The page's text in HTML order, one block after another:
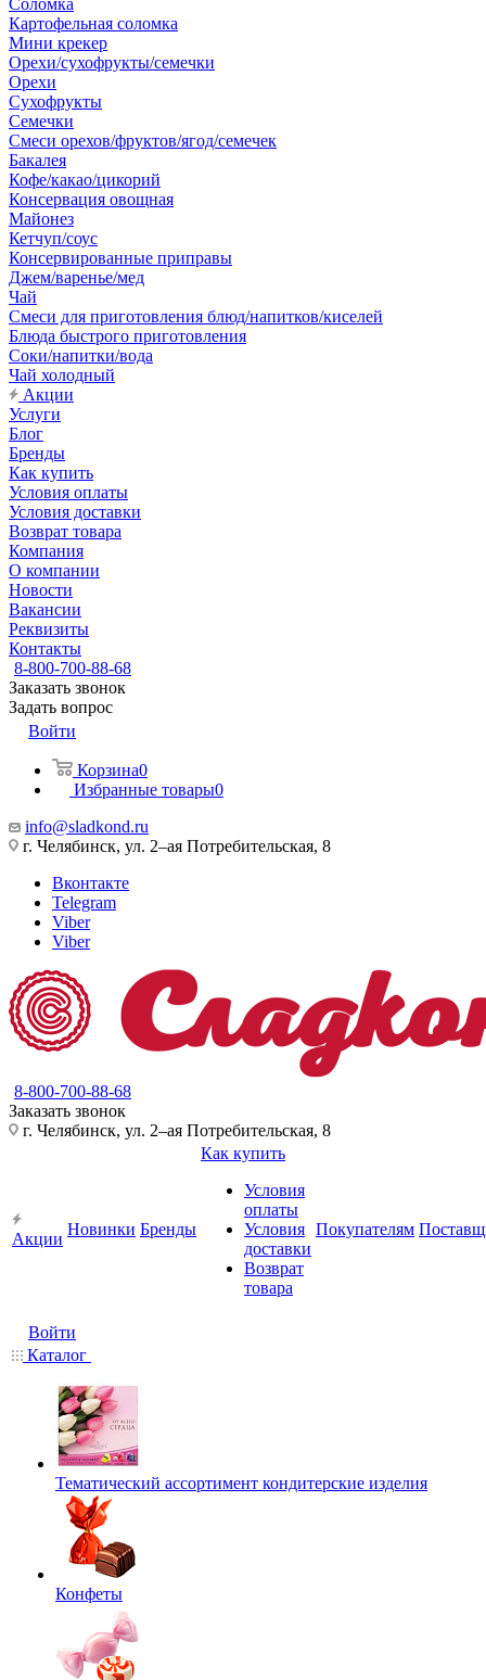
Соломка
Картофельная соломка
Мини крекер
Орехи/сухофрукты/семечки
Орехи
Сухофрукты
Семечки
Смеси орехов/фруктов/ягод/семечек
Бакалея
Кофе/какао/цикорий
Консервация овощная
Майонез
Кетчуп/соус
Консервированные приправы
Джем/варенье/мед
Чай
Смеси для приготовления блюд/напитков/киселей
Блюда быстрого приготовления
Соки/напитки/вода
Чай холодный
Акции
Услуги
Блог
Бренды
Как купить
Условия оплаты
Условия доставки
Возврат товара
Компания
О компании
Новости
Вакансии
Реквизиты
Контакты
8-800-700-88-68
Заказать звонок
Задать вопрос
Войти
Корзина0
Избранные товары0
info@sladkond.ru
г. Челябинск, ул. 2–ая Потребительская, 8
Вконтакте
Telegram
Viber
Viber
8-800-700-88-68
Заказать звонок
г. Челябинск, ул. 2–ая Потребительская, 8
Акции
Новинки Бренды
Как купить
Условия
оплаты
Условия
доставки
Возврат
товара
Покупателям
Войти
Каталог
Тематический ассортимент кондитерские изделия
Конфеты